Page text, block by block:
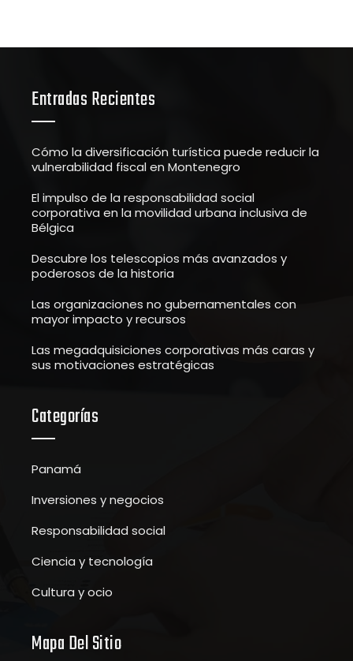
Entradas Recientes
Cómo la diversificación turística puede reducir la
vulnerabilidad fiscal en Montenegro
El impulso de la responsabilidad social
corporativa en la movilidad urbana inclusiva de
Bélgica
Descubre los telescopios más avanzados y
poderosos de la historia
Las organizaciones no gubernamentales con
mayor impacto y recursos
Las megadquisiciones corporativas más caras y
sus motivaciones estratégicas
Categorías
Panamá
Inversiones y negocios
Responsabilidad social
Ciencia y tecnología
Cultura y ocio
Mapa Del Sitio